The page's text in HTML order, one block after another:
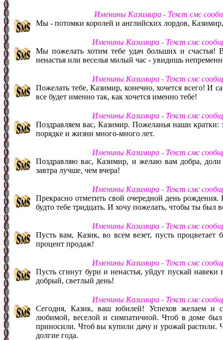
Именины Казимира - Текст смс
Мы - потомки королей и английских лордов,
Именины Казимира - Текст смс
Мы пожелать хотим тебе удач больших и
ненастья или веселья милый час - увидишь
Именины Казимира - Текст смс
Пожелать тебе, Казимир, конечно, хочется всего! И
все будет именно так, как хочется именно тебе!
Именины Казимира - Текст смс
Поздравляем вас, Казимир. Пожеланья наши кратки:
порядке и жизни много-много лет.
Именины Казимира - Текст смс
Поздравляю вас, Казимир, и желаю вам добра,
завтра лучше, чем вчера!
Именины Казимира - Текст смс
Прекрасно отметить свой очередной день
будто тебе тридцать. И хочу пожелать, чтобы ты
Именины Казимира - Текст смс
Пусть вам, Казик, во всем везет, пусть процветает
процент продаж!
Именины Казимира - Текст смс
Пусть сгинут бури и ненастья, уйдут пускай
добрый, светлый день!
Именины Казимира - Текст смс
Сегодня, Казик, ваш юбилей! Успехов желаем и
любимой, веселой и симпатичной. Чтоб в доме
приносили. Чтоб вы купили дачу и урожай растили.
долгие года.